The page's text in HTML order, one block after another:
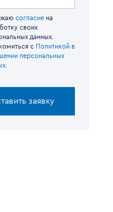
согласие на
своих
данных.
с Политикой в
персональных
заявку